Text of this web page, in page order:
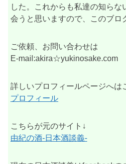
した。これからも私達の知らな
会うと思いますので、このブロ
ご依頼、お問い合わせは
E-mail:akira☆yukinosake.com
詳しいプロフィールページへは
プロフィール
こちらが元のサイト↓
由紀の酒-日本酒談義-